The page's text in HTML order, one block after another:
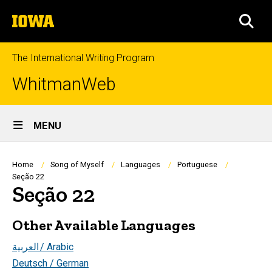
to
content
The
University
of
Iowa
The International Writing Program
WhitmanWeb
Site
Main
Navigation
MENU
Breadcrumb
Home Song of Myself Languages
Portuguese
Seção 22
Seção 22
Other Available Languages
العربية / Arabic
Deutsch / German